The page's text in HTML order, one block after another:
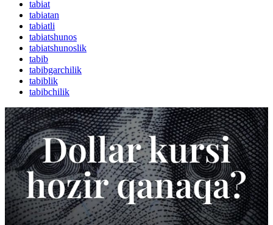
tabiat
tabiatan
tabiatli
tabiatshunos
tabiatshunoslik
tabib
tabibgarchilik
tabiblik
tabibchilik